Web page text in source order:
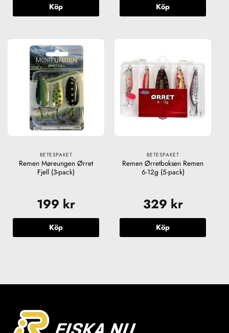
Köp Köp
BETESPAKET
Remen Møreungen Ørret
Fjell (3-pack)
199 kr
Köp
BETESPAKET
Remen Ørretboksen Remen
6-12g (5-pack)
329 kr
Köp